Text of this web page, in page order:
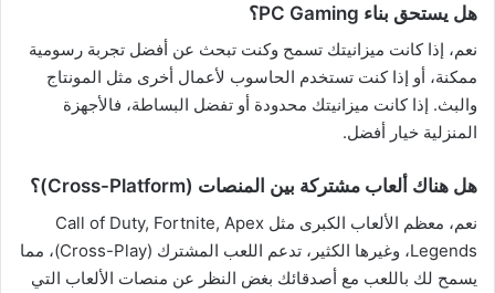
هل يستحق بناء PC Gaming؟
نعم، إذا كانت ميزانيتك تسمح وكنت تبحث عن أفضل تجربة رسومية
ممكنة، أو إذا كنت تستخدم الحاسوب لأعمال أخرى مثل المونتاج
والبث. إذا كانت ميزانيتك محدودة أو تفضل البساطة، فالأجهزة
المنزلية خيار أفضل.
هل هناك ألعاب مشتركة بين المنصات (Cross-Platform)؟
نعم، معظم الألعاب الكبرى مثل Call of Duty, Fortnite, Apex
Legends، وغيرها الكثير، تدعم اللعب المشترك (Cross-Play)، مما
يسمح لك باللعب مع أصدقائك بغض النظر عن منصات الألعاب التي